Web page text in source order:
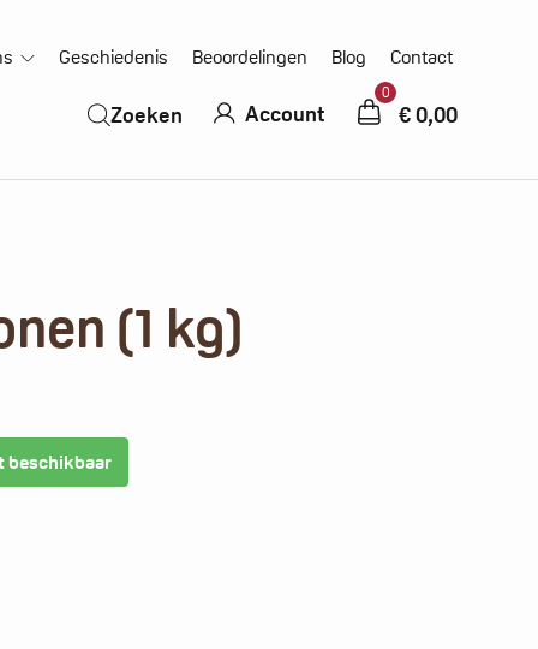
Geschiedenis Beoordelingen Blog Contact
Zoeken Account
0
€0,00
(1 kg)
beschikbaar